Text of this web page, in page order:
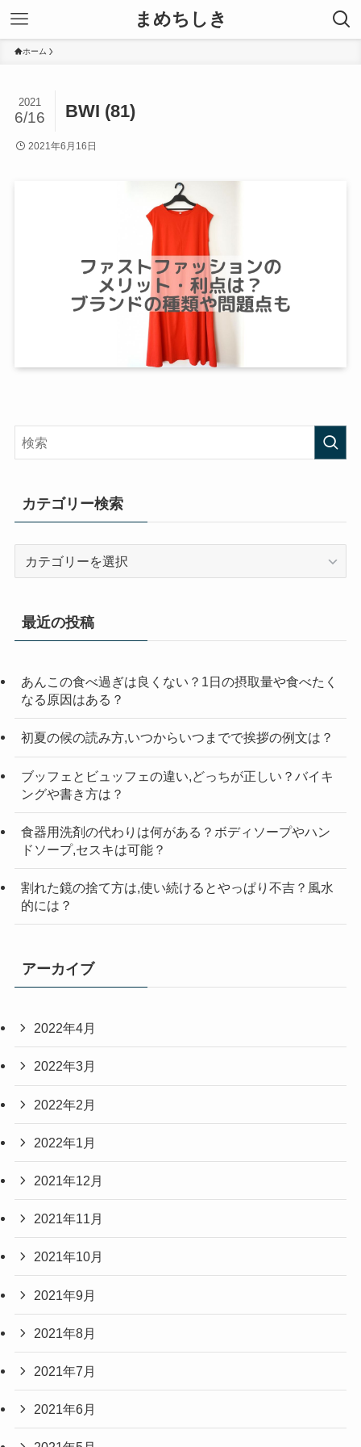
まめちしき
ホーム
BWI (81)
2021
6/16
2021年6月16日
カテゴリー検索
リ
索
最近の投稿
あんこの食べ過ぎは良くない？1日の摂取量や食べたく
なる原因はある？
初夏の候の読み方,いつからいつまでで挨拶の例文は？
ブッフェとビュッフェの違い,どっちが正しい？バイキ
ングや書き方は？
食器用洗剤の代わりは何がある？ボディソープやハン
ドソープ,セスキは可能？
割れた鏡の捨て方は,使い続けるとやっぱり不吉？風水
的には？
アーカイブ
2022年4月
2022年3月
2022年2月
2022年1月
2021年12月
2021年11月
2021年10月
2021年9月
2021年8月
2021年7月
2021年6月